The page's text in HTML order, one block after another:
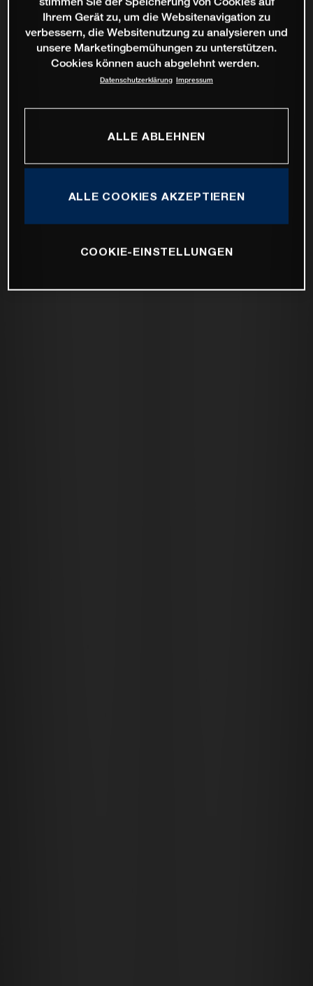
Ihrem Gerät zu, um die Websitenavigation zu
verbessern, die Websitenutzung zu analysieren und
unsere Marketingbemühungen zu unterstützen.
Cookies können auch abgelehnt werden.
Datenschutzerklärung Impressum
ALLE ABLEHNEN
ALLE COOKIES AKZEPTIEREN
COOKIE-EINSTELLUNGEN